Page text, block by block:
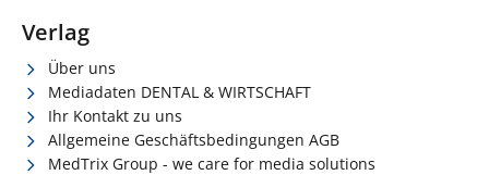
Verlag
Über uns
Mediadaten DENTAL & WIRTSCHAFT
Ihr Kontakt zu uns
Allgemeine Geschäftsbedingungen AGB
MedTrix Group - we care for media solutions